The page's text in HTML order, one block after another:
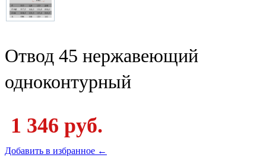
Отвод 45 нержавеющий
одноконтурный
1 346 руб.
Добавить в избранное ←